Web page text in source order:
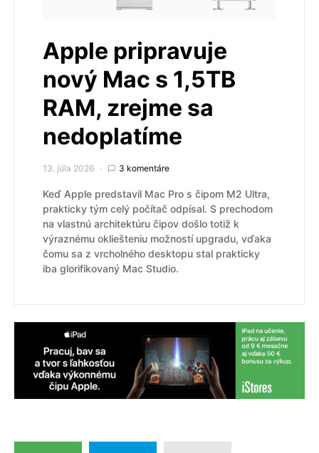
Apple pripravuje
nový Mac s 1,5TB
RAM, zrejme sa
nedoplatíme
13. júla 2026 3 komentáre
Keď Apple predstavil Mac Pro s čipom M2 Ultra,
prakticky tým celý počítač odpísal. S prechodom
na vlastnú architektúru čipov došlo totiž k
výraznému okliešteniu možností upgradu, vďaka
čomu sa z vrcholného desktopu stal prakticky
iba glorifikovaný Mac Studio.